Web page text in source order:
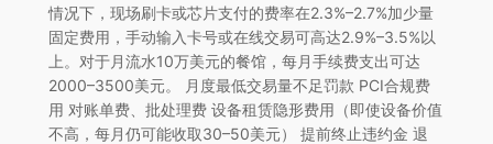
情况下，现场刷卡或芯片支付的费率在2.3%–2.7%加少量
固定费用，手动输入卡号或在线交易可高达2.9%–3.5%以
上。对于月流水10万美元的餐馆，每月手续费支出可达
2000–3500美元。 月度最低交易量不足罚款 PCI合规费
用 对账单费、批处理费 设备租赁隐形费用（即使设备价值
不高，每月仍可能收取30–50美元） 提前终止违约金 退